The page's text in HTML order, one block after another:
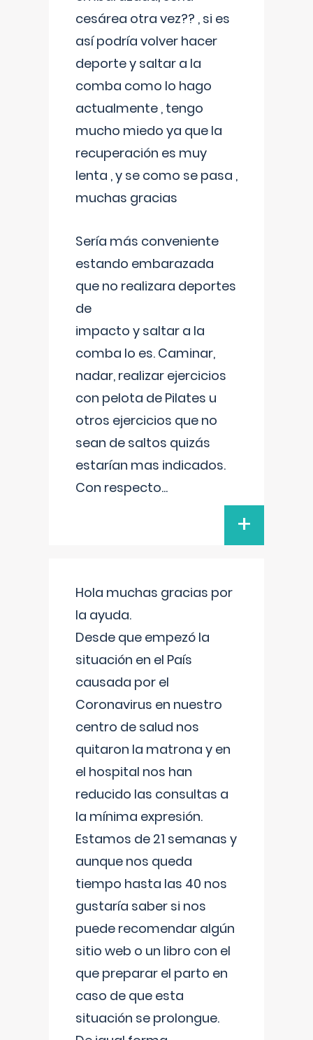
cesárea otra vez?? , si es
así podría volver hacer
deporte y saltar a la
comba como lo hago
actualmente , tengo
mucho miedo ya que la
recuperación es muy
lenta , y se como se pasa ,
muchas gracias
Sería más conveniente
estando embarazada
que no realizara deportes
de
impacto y saltar a la
comba lo es. Caminar,
nadar, realizar ejercicios
con pelota de Pilates u
otros ejercicios que no
sean de saltos quizás
estarían mas indicados.
Con respecto...
+
Hola muchas gracias por
la ayuda.
Desde que empezó la
situación en el País
causada por el
Coronavirus en nuestro
centro de salud nos
quitaron la matrona y en
el hospital nos han
reducido las consultas a
la mínima expresión.
Estamos de 21 semanas y
aunque nos queda
tiempo hasta las 40 nos
gustaría saber si nos
puede recomendar algún
sitio web o un libro con el
que preparar el parto en
caso de que esta
situación se prolongue.